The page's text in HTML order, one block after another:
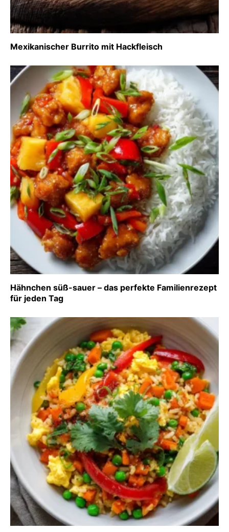
Mexikanischer Burrito mit Hackfleisch
Hähnchen süß-sauer – das perfekte Familienrezept
für jeden Tag